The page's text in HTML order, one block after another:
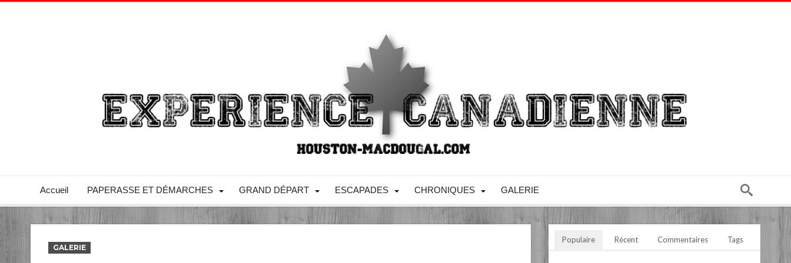
Accueil PAPERASSE ET DÉMARCHES GRAND DÉPART ESCAPADES CHRONIQUES GALERIE
GALERIE
Populaire Récent Commentaires Tags